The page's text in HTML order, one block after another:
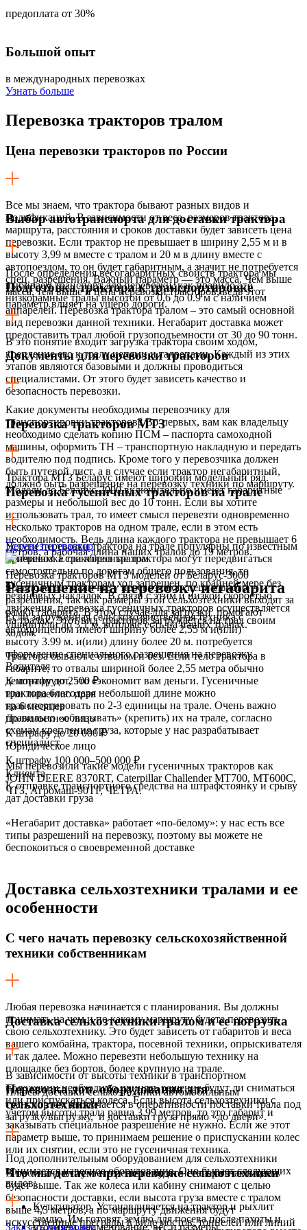
предоплата от 30%
Большой опыт
в международных перевозках
Узнать больше
Перевозка тракторов тралом
Цена перевозки тракторов по России
Все мы знаем, что трактора бывают разных видов и
модификаций. В зависимости от веса, размеров трактора,
маршрута, расстояния и сроков доставки будет зависеть цена
перевозки. Если трактор не превышает в ширину 2,55 м и в
высоту 3,99 м вместе с тралом и 20 м в длину вместе с
автопоездом, то он будет габаритным, а значит не потребуется
спец. разрешения. Важный параметр — это масса. Чем выше
масса, тем выше и цена перевозки тракторов, ведь этот
параметр влияет на ущерб дороги.
Выбор автотранспорта для доставки трактора
После определения весогабаритных свойств трактора мы
выбираем транспорт для перевозки, как правило это
низкорамные тралы высотой от 0,6 до 0.9 м с наличием
аппарелей. Перевозка трактора тралом – это самый основной
вид перевозки данной техники. Негабарит доставка может
предоставить трал любой грузоподъемности от 30 до 90 тонн.
Подготовка трактора к транспортировке
В это понятие входит загрузка трактора своим ходом,
крепление его к тралу цепями и талрепами. Каждый из этих
этапов являются базовыми и должны проводиться
специалистами. От этого будет зависеть качество и
безопасность перевозки.
Документы для перевозки тракторов
Какие документы необходимы перевозчику для
транспортировки тракторов? Во-первых, вам как владельцу
необходимо сделать копию ПСМ – паспорта самоходной
машины, оформить ТН – транспортную накладную и передать
водителю под подпись. Кроме того у перевозчика должен
быть путевой лист, а в случае если трактор негабаритный,
должно быть разрешение на перевозку техники по маршруту.
Перевозка тракторов МТЗ
Трактора МТЗ Беларус имеют широкий модельный ряд.
Модели до Беларус-2000 включительно имеют габаритные
размеры и небольшой вес до 10 тонн. Если вы хотите
использовать трал, то имеет смысл перевезти одновременно
несколько тракторов на одном трале, если в этом есть
необходимость. Ведь длина каждого трактора не превышает 6
метров, а рабочая длина наших тралов до 19 метров.
Перевозка тракторов МТЗ моделей от Беларус-3000
предполагает наличие у перевозчика специального
разрешения, так как размеры этой сельхозтехники выходят за
рамки габарита. В этом случае для загрузки помогают
уширители до 3,1 м, которые есть на наших тралах.
Перевозка гусеничных тракторов на трале
Услуги перевозки трактора на трале популярны по известным
причинам. Если колесные трактора могут передвигаться
самостоятельно по дорогам общего пользования, то
гусеничным тракторам ход запрещен, по крайней мере без
резиновых накладок. В связи с этим и низкой скоростью
движения, перевозка гусеничных тракторов осуществляется
на тралах. Этот вид тракторов загружается на трал своим
ходом.
Трактора бывают с отвалом и без. Если тело трактора в
габарите, то отвалы шириной более 2,55 метра обычно
демонтируют, это сэкономит вам деньги. Гусеничные
трактора благодаря небольшой длине можно
транспортировать по 2-3 единицы на трале. Очень важно
правильно «обвязывать» (крепить) их на трале, согласно
схемам крепления груза, которые у нас разрабатывает
специалист.
Мы перевозили такие модели гусеничных тракторов как
JOHN DEERE 8370RT, Caterpillar Challender МТ700, МТ600С,
ЧТЗ, Агромаш-90ТГ, ЧЕТРА.
Перевезти трактор
Разрешение на перевозку негабарита
Если загруженная сельскохозяйственная техника с
автоприцепом имеют ширину более 2,55 м и(или)
высоту 3.99 м. и(или) длину более 20 м. потребуется
оформление специального разрешения на перевозку.
Водителя
К штрафу до 2500 ₽
или лишению прав
на 6 месяцев
Должностное лицо
К штрафу до 20 000 ₽
Юридическое лицо
К штрафу 100 000–500 000 ₽
Клиента
К отправке транспортного средства на штрафстоянку и срыву
дат доставки груза
«Негабарит доставка» работает «по-белому»: у нас есть все
типы разрешений на перевозку, поэтому вы можете не
беспокоиться о своевременной доставке
Доставка сельхозтехники тралами и ее
особенности
С чего начать перевозку сельскохозяйственной
техники собственникам
Любая перевозка начинается с планирования. Вы должны
понимать на чем и по какому маршруту будете перевозить
свою сельхозтехнику. Это будет зависеть от габаритов и веса
вашего комбайна, трактора, посевной техники, опрыскивателя
и так далее. Можно перевезти небольшую технику на
площадке без бортов, более крупную на трале.
Плюсы доставки сельхозтехники автомобильным
транспортом заключается в оперативности поставки трала под
загрузку/выгрузку, и доставки груза прямо «до двери».
Доставка сельхозтехники тралом и ее погрузка
В зависимости от высоты техники в транспортном
положении необходимо принять решение будут ли сниматься
или приспускаться колеса. Если высота сельхозтехники с
учетом высоты трала равна 3.99 метров, то это габарит и
заказывать специальное разрешение не нужно. Если же этот
параметр выше, то принимаем решение о приспускании колес
или их снятии, если это не гусеничная техника.
В противном случае перевозка будет негабаритная и цена
будет выше. Так же колеса или кабину снимают с целью
безопасности доставки, если высота груза вместе с тралом
выше 4,5 метров, а по маршруту движения будут
искусственные преграды в виде мостов, тоннелей или линий
Перевозка доп. оборудования для
сельхозтехники
Под дополнительным оборудованием для сельхозтехники
понимается навесное оборудование. Оно бывает следующих
видов:
Культиватор. Устанавливается на трактор и рыхлит
землю. Им готовят землю для посева после пахоты и
Что мы делаем при перевозке сельхозтехники
уточняем наименование, вес и размеры
Заказать перевозку